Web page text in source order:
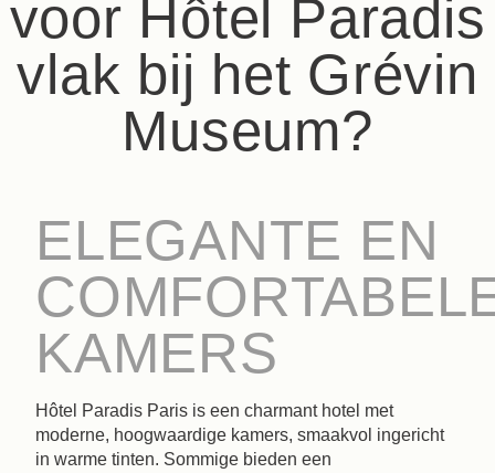
voor Hôtel Paradis
vlak bij het Grévin
Museum?
ELEGANTE EN
KAMERS
Hôtel Paradis Paris is een charmant hotel met
moderne, hoogwaardige kamers, smaakvol ingericht
in warme tinten. Sommige bieden een